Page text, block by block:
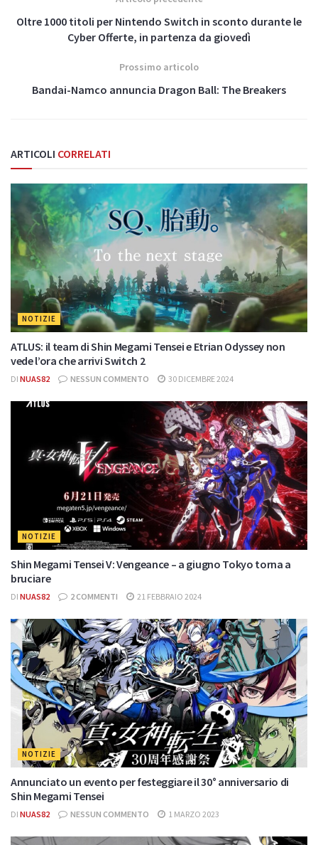
Oltre 1000 titoli per Nintendo Switch in sconto durante le
Cyber Offerte, in partenza da giovedì
Prossimo articolo
Bandai-Namco annuncia Dragon Ball: The Breakers
ARTICOLI CORRELATI
NOTIZIE
ATLUS: il team di Shin Megami Tensei e Etrian Odyssey non
vede l’ora che arrivi Switch 2
DI NUAS82 NESSUN COMMENTO 30 DICEMBRE 2024
NOTIZIE
Shin Megami Tensei V: Vengeance – a giugno Tokyo torna a
bruciare
DI NUAS82 2 COMMENTI 21 FEBBRAIO 2024
NOTIZIE
Annunciato un evento per festeggiare il 30° anniversario di
Shin Megami Tensei
DI NUAS82 NESSUN COMMENTO 1 MARZO 2023